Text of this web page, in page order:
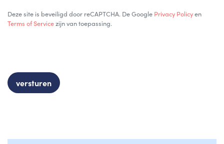
Deze site is beveiligd door reCAPTCHA. De Google Privacy Policyen
Terms of Servicezijn van toepassing.